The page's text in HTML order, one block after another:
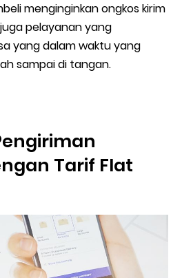
menginginkan ongkos kirim
pelayanan yang
yang dalam waktu yang
sampai di tangan.
Tarif Flat